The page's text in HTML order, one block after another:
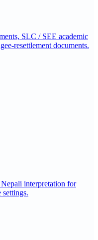
SLC / SEE academic
resettlement documents.
interpretation for